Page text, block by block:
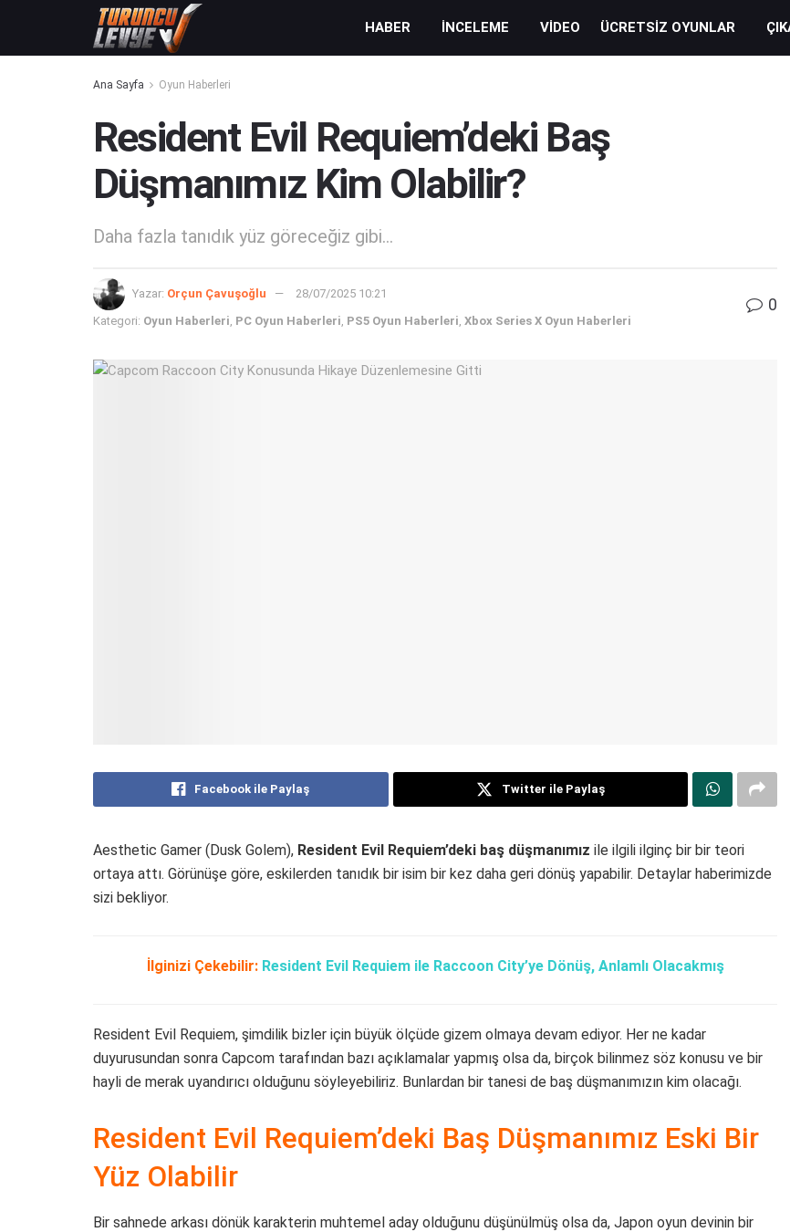
HABER İNCELEME VIDEO ÜCRETSIZ OYUNLAR
Ana Sayfa Oyun Haberleri
Resident Evil Requiem’deki Baş
Düşmanımız Kim Olabilir?
Daha fazla tanıdık yüz göreceğiz gibi...
Yazar: Orçun Çavuşoğlu 28/07/2025 10:21
Kategori: Oyun Haberleri, PC Oyun Haberleri, PS5 Oyun Haberleri, Xbox Series X Oyun Haberleri
0
Facebook ile Paylaş Twitter ile Paylaş
Aesthetic Gamer (Dusk Golem), Resident Evil Requiem’deki baş düşmanımız ile ilgili ilginç bir bir teori
ortaya attı. Görünüşe göre, eskilerden tanıdık bir isim bir kez daha geri dönüş yapabilir. Detaylar haberimizde
sizi bekliyor.
İlginizi Çekebilir: Resident Evil Requiem ile Raccoon City’ye Dönüş, Anlamlı Olacakmış
Resident Evil Requiem, şimdilik bizler için büyük ölçüde gizem olmaya devam ediyor. Her ne kadar
duyurusundan sonra Capcom tarafından bazı açıklamalar yapmış olsa da, birçok bilinmez söz konusu ve bir
hayli de merak uyandırıcı olduğunu söyleyebiliriz. Bunlardan bir tanesi de baş düşmanımızın kim olacağı.
Resident Evil Requiem’deki Baş Düşmanımız Eski Bir
Yüz Olabilir
Bir sahnede arkası dönük karakterin muhtemel aday olduğunu düşünülmüş olsa da, Japon oyun devinin bir